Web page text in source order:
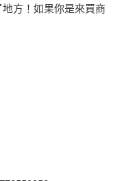
方！如果你是來買商